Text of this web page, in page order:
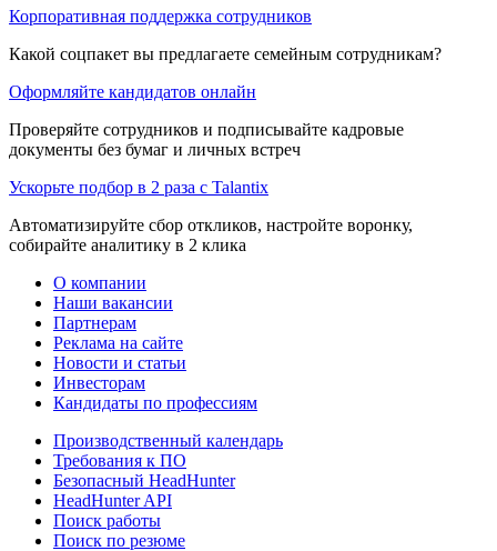
Корпоративная поддержка сотрудников
Какой соцпакет вы предлагаете семейным сотрудникам?
Оформляйте кандидатов онлайн
Проверяйте сотрудников и подписывайте кадровые
документы без бумаг и личных встреч
Ускорьте подбор в 2 раза с Talantix
Автоматизируйте сбор откликов, настройте воронку,
собирайте аналитику в 2 клика
О компании
Наши вакансии
Партнерам
Реклама на сайте
Новости и статьи
Инвесторам
Кандидаты по профессиям
Производственный календарь
Требования к ПО
Безопасный HeadHunter
HeadHunter API
Поиск работы
Поиск по резюме